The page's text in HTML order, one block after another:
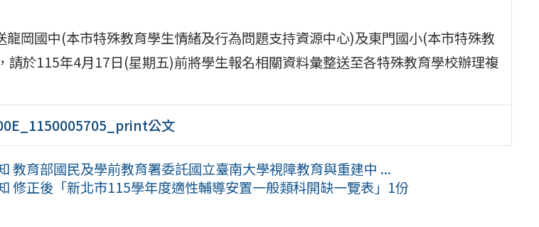
龍岡國中(本市特殊教育學生情緒及行為問題支持資源中心)及東門國小(本市特殊教
請於115年4月17日(星期五)前將學生報名相關資料彙整送至各特殊教育學校辦理複
公文
教育部國民及學前教育署委託國立臺南大學視障教育與重建中 ...
修正後「新北市115學年度適性輔導安置一般類科開缺一覽表」1份